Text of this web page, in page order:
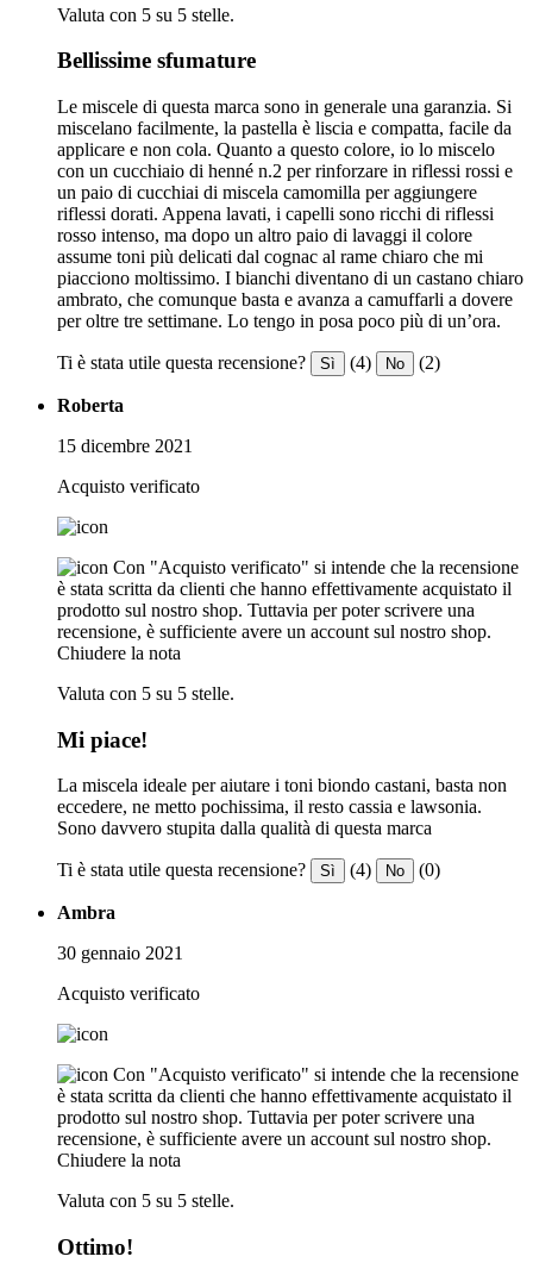
Valuta con 5 su 5 stelle.
Bellissime sfumature
Le miscele di questa marca sono in generale una garanzia. Si
miscelano facilmente, la pastella è liscia e compatta, facile da
applicare e non cola. Quanto a questo colore, io lo miscelo
con un cucchiaio di henné n.2 per rinforzare in riflessi rossi e
un paio di cucchiai di miscela camomilla per aggiungere
riflessi dorati. Appena lavati, i capelli sono ricchi di riflessi
rosso intenso, ma dopo un altro paio di lavaggi il colore
assume toni più delicati dal cognac al rame chiaro che mi
piacciono moltissimo. I bianchi diventano di un castano chiaro
ambrato, che comunque basta e avanza a camuffarli a dovere
per oltre tre settimane. Lo tengo in posa poco più di un’ora.
Ti è stata utile questa recensione? Sì (4) No (2)
Roberta
15 dicembre 2021
Acquisto verificato
Con "Acquisto verificato" si intende che la recensione
è stata scritta da clienti che hanno effettivamente acquistato il
prodotto sul nostro shop. Tuttavia per poter scrivere una
recensione, è sufficiente avere un account sul nostro shop.
Chiudere la nota
Valuta con 5 su 5 stelle.
Mi piace!
La miscela ideale per aiutare i toni biondo castani, basta non
eccedere, ne metto pochissima, il resto cassia e lawsonia.
Sono davvero stupita dalla qualità di questa marca
Ti è stata utile questa recensione? Sì (4) No (0)
Ambra
30 gennaio 2021
Acquisto verificato
Con "Acquisto verificato" si intende che la recensione
è stata scritta da clienti che hanno effettivamente acquistato il
prodotto sul nostro shop. Tuttavia per poter scrivere una
recensione, è sufficiente avere un account sul nostro shop.
Chiudere la nota
Valuta con 5 su 5 stelle.
Ottimo!